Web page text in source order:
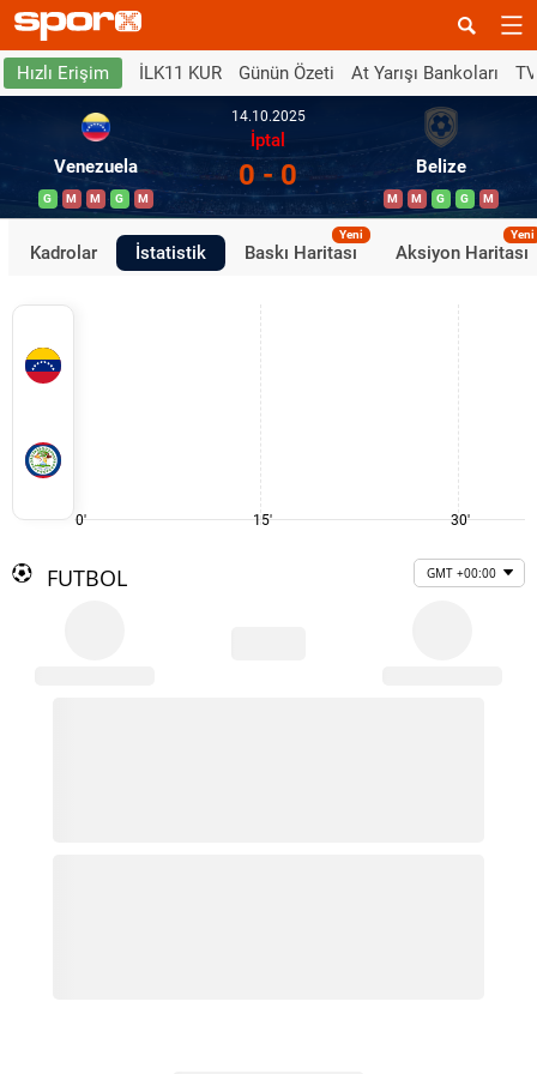
Hızlı Erişim İLK11 KUR Günün Özeti At Yarışı Bankoları
Venezuela
G M M G M
14.10.2025
İptal
0 - 0 Belize
M M G G M
Kadrolar İstatistik Baskı Haritası
Yeni
Aksiyon Haritası
Yeni
0' 15' 30'
FUTBOL GMT +00:00